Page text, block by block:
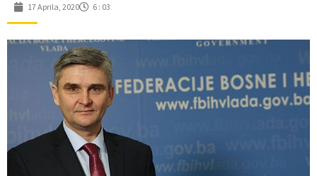
17 Aprila, 2020 6 : 03